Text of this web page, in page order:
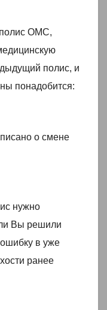
ОМС,
полис, и
понадобится:
о смене
нужно
Вы решили
в уже
ранее